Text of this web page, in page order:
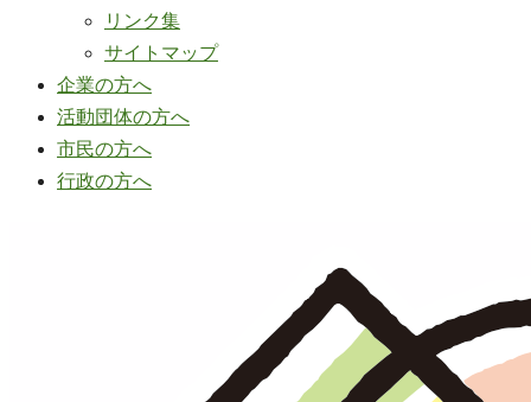
リンク集
サイトマップ
企業の方へ
活動団体の方へ
市民の方へ
行政の方へ